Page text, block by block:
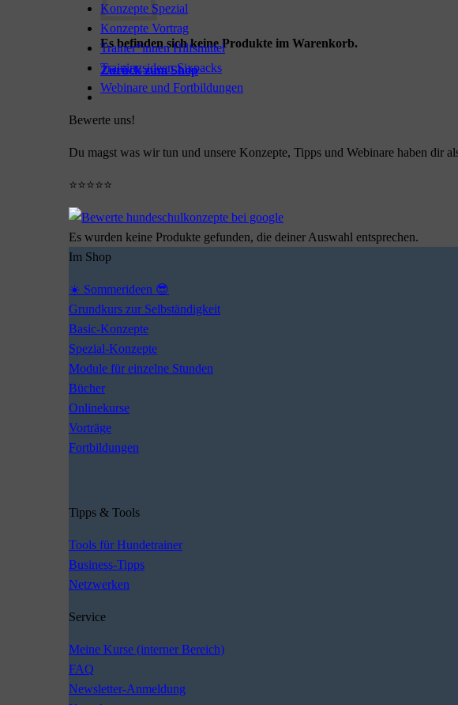
Es befinden sich keine Produkte im Warenkorb.
Zurück zum Shop
Konzepte Spezial
Konzepte Vortrag
Trainer*innen Hilfsmittel
Trainingsideen Sixpacks
Webinare und Fortbildungen
Bewerte uns!
Du magst was wir tun und unsere Konzepte, Tipps und Webinare haben dir
⭐⭐⭐⭐⭐
Es wurden keine Produkte gefunden, die deiner Auswahl entsprechen.
Im Shop
☀️ Sommerideen 😎
Grundkurs zur Selbständigkeit
Basic-Konzepte
Spezial-Konzepte
Module für einzelne Stunden
Bücher
Onlinekurse
Vorträge
Fortbildungen
Tipps & Tools
Tools für Hundetrainer
Business-Tipps
Netzwerken
Service
Meine Kurse (interner Bereich)
FAQ
Newsletter-Anmeldung